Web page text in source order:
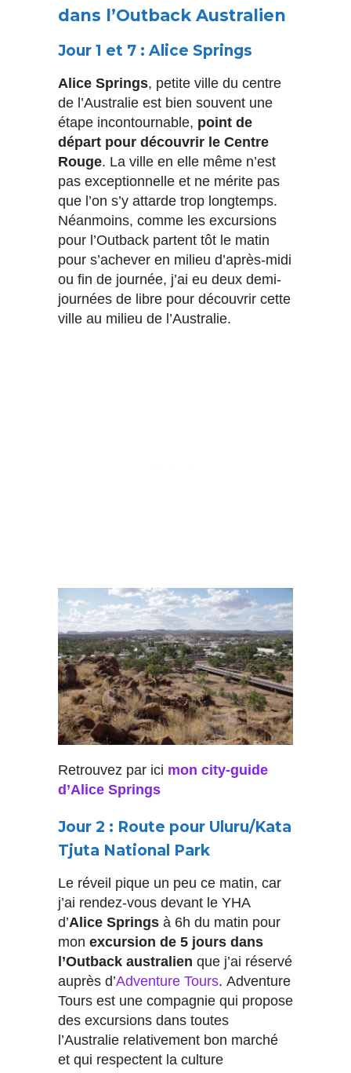
dans l’Outback Australien
Jour 1 et 7 : Alice Springs
Alice Springs, petite ville du centre
de l’Australie est bien souvent une
étape incontournable, point de
départ pour découvrir le Centre
Rouge. La ville en elle même n’est
pas exceptionnelle et ne mérite pas
que l’on s’y attarde trop longtemps.
Néanmoins, comme les excursions
pour l’Outback partent tôt le matin
pour s’achever en milieu d’après-midi
ou fin de journée, j’ai eu deux demi-
journées de libre pour découvrir cette
ville au milieu de l’Australie.
Retrouvez par ici mon city-guide
d’Alice Springs
Jour 2 : Route pour Uluru/Kata
Tjuta National Park
Le réveil pique un peu ce matin, car
j’ai rendez-vous devant le YHA
d’Alice Springs à 6h du matin pour
mon excursion de 5 jours dans
l’Outback australien que j’ai réservé
auprès d’Adventure Tours. Adventure
Tours est une compagnie qui propose
des excursions dans toutes
l’Australie relativement bon marché
et qui respectent la culture